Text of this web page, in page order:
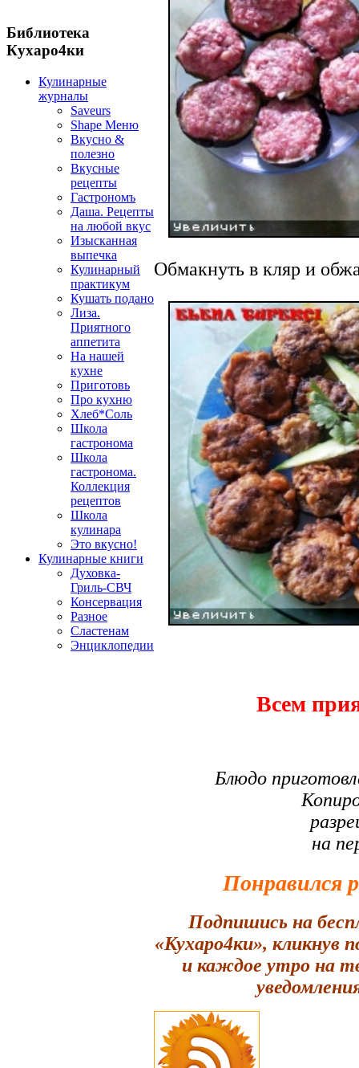
Библиотека
Кухаро4ки
Кулинарные
журналы
Saveurs
Shape Меню
Вкусно &
полезно
Вкусные
рецепты
Гастрономъ
Даша. Рецепты
на любой вкус
Изысканная
выпечка
Кулинарный
практикум
Кушать подано
Лиза.
Приятного
аппетита
На нашей
кухне
Приготовь
Про кухню
Хлеб*Соль
Школа
гастронома
Школа
гастронома.
Коллекция
рецептов
Школа
кулинара
Это вкусно!
Кулинарные книги
Духовка-
Гриль-СВЧ
Консервация
Разное
Сластенам
Энциклопедии
Обмакнуть в кляр и
Всем
Блюдо
на
Понравился
Подпишись на
«Кухаро4ки», кликнув
и каждое утро на